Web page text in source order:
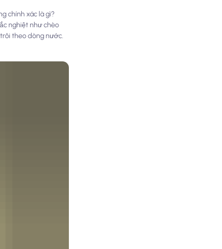
chính xác là gì?
nghiệt như chèo
theo dòng nước.